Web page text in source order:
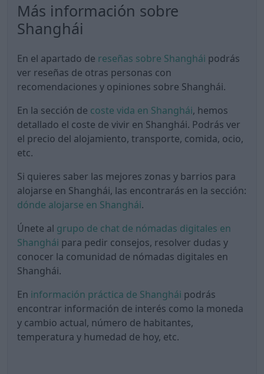
Más información sobre
Shanghái
En el apartado de reseñas sobre Shanghái podrás
ver reseñas de otras personas con
recomendaciones y opiniones sobre Shanghái.
En la sección de coste vida en Shanghái, hemos
detallado el coste de vivir en Shanghái. Podrás ver
el precio del alojamiento, transporte, comida, ocio,
etc.
Si quieres saber las mejores zonas y barrios para
alojarse en Shanghái, las encontrarás en la sección:
dónde alojarse en Shanghái.
Únete al grupo de chat de nómadas digitales en
Shanghái para pedir consejos, resolver dudas y
conocer la comunidad de nómadas digitales en
Shanghái.
En información práctica de Shanghái podrás
encontrar información de interés como la moneda
y cambio actual, número de habitantes,
temperatura y humedad de hoy, etc.